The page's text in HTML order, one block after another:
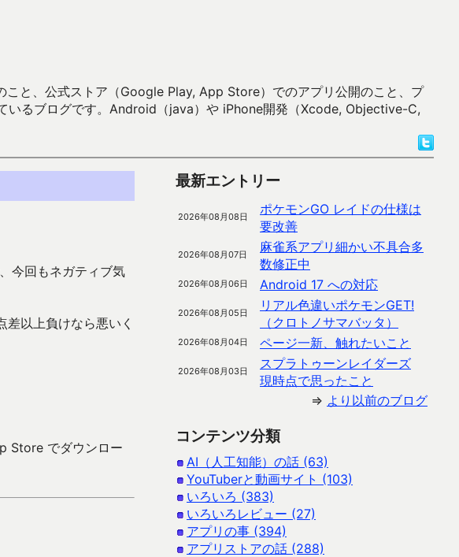
と、公式ストア（Google Play, App Store）でのアプリ公開のこと、プ
いるブログです。Android（java）や iPhone開発（Xcode, Objective-C,
今回もネガティブ気
以上負けなら悪いく
Store でダウンロー
最新エントリー
2026年08月08日
ポケモンGO レイドの仕様は
要改善
2026年08月07日
麻雀系アプリ細かい不具合多
数修正中
2026年08月06日 Android 17 への対応
2026年08月05日
リアル色違いポケモンGET!
（クロトノサマバッタ）
2026年08月04日 ページ一新、触れたいこと
2026年08月03日
スプラトゥーンレイダーズ
現時点で思ったこと
⇒ より以前のブログ
コンテンツ分類
AI（人工知能）の話 (63)
YouTuberと動画サイト (103)
いろいろ (383)
いろいろレビュー (27)
アプリの事 (394)
アプリストアの話 (288)